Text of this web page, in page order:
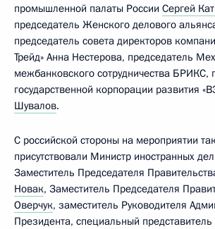
промышленной палаты России Сергей
председатель Женского делового
председатель совета директоров
Трейд» Анна Нестерова, председатель
межбанковского сотрудничества БРИКС,
государственной корпорации развития
Шувалов.
С российской стороны на мероприятии
присутствовали Министр иностранных дел
Заместитель Председателя
Новак, Заместитель Председателя
Оверчук, заместитель Руководителя
Президента, специальный